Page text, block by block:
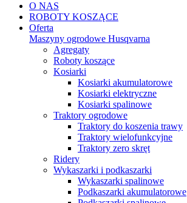
O NAS
ROBOTY KOSZĄCE
Oferta
Maszyny ogrodowe Husqvarna
Agregaty
Roboty koszące
Kosiarki
Kosiarki akumulatorowe
Kosiarki elektryczne
Kosiarki spalinowe
Traktory ogrodowe
Traktory do koszenia trawy
Traktory wielofunkcyjne
Traktory zero skręt
Ridery
Wykaszarki i podkaszarki
Wykaszarki spalinowe
Podkaszarki akumulatorowe